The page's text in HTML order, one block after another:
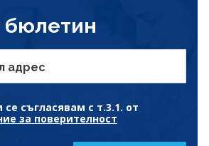
адрес
се съгласявам с т.3.1. от
за поверителност